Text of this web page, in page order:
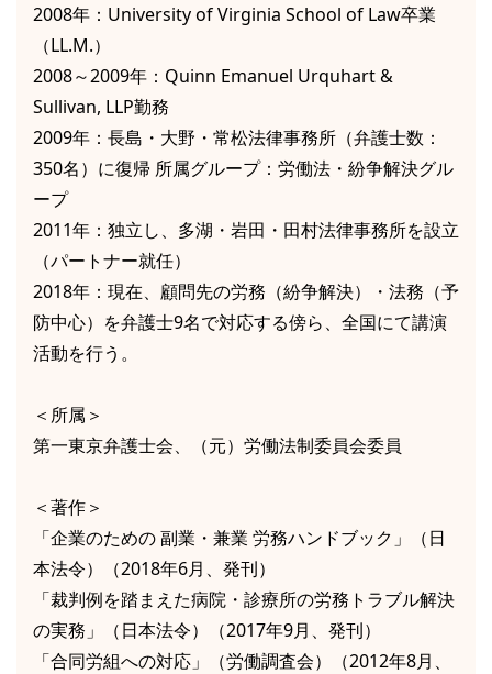
2008年：University of Virginia School of Law卒業
（LL.M.）
2008～2009年：Quinn Emanuel Urquhart &
Sullivan, LLP勤務
2009年：長島・大野・常松法律事務所（弁護士数：
350名）に復帰 所属グループ：労働法・紛争解決グル
ープ
2011年：独立し、多湖・岩田・田村法律事務所を設立
（パートナー就任）
2018年：現在、顧問先の労務（紛争解決）・法務（予
防中心）を弁護士9名で対応する傍ら、全国にて講演
活動を行う。
＜所属＞
第一東京弁護士会、（元）労働法制委員会委員
＜著作＞
「企業のための 副業・兼業 労務ハンドブック」（日
本法令）（2018年6月、発刊）
「裁判例を踏まえた病院・診療所の労務トラブル解決
の実務」（日本法令）（2017年9月、発刊）
「合同労組への対応」（労働調査会）（2012年8月、